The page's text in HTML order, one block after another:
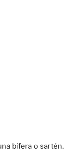
bifera o sartén.